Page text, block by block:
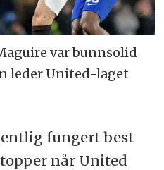
var bunnsolid
leder United-laget
fungert best
når United